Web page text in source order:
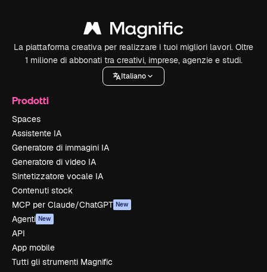
La piattaforma creativa per realizzare i tuoi migliori lavori. Oltre
1 milione di abbonati tra creativi, imprese, agenzie e studi.
Italiano
Prodotti
Spaces
Assistente IA
Generatore di immagini IA
Generatore di video IA
Sintetizzatore vocale IA
Contenuti stock
MCP per Claude/ChatGPT New
Agenti New
API
App mobile
Tutti gli strumenti Magnific